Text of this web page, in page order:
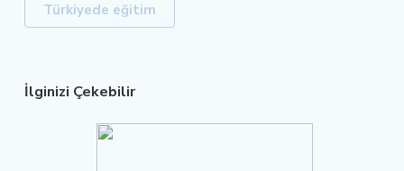
Türkiyede eğitim
İlginizi Çekebilir